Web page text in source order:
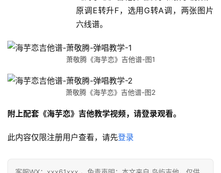
原调E转升F，选用G转A调，两张图片
六线谱。
萧敬腾《海芋恋》吉他谱-图1
萧敬腾《海芋恋》吉他谱-图2
附上配套《海芋恋》吉他教学视频，请登录观看。
此内容仅限注册用户查看，请先登录